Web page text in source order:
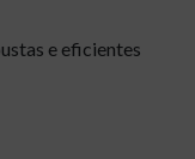
e eficientes